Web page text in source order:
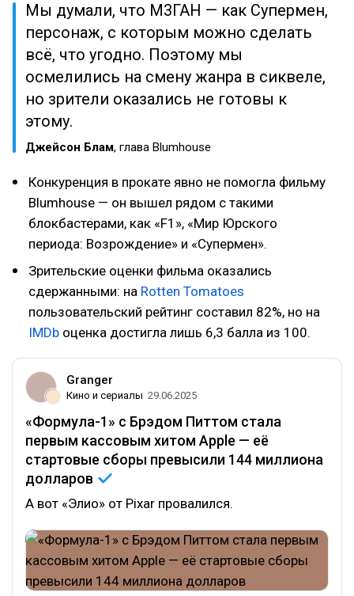
Мы думали, что М3ГАН — как Супермен,
персонаж, с которым можно сделать
всё, что угодно. Поэтому мы
осмелились на смену жанра в сиквеле,
но зрители оказались не готовы к
этому.
Джейсон Блам, глава Blumhouse
Конкуренция в прокате явно не помогла фильму
Blumhouse — он вышел рядом с такими
блокбастерами, как «F1», «Мир Юрского
периода: Возрождение» и «Супермен».
Зрительские оценки фильма оказались
сдержанными: на Rotten Tomatoes
пользовательский рейтинг составил 82%, но на
IMDb оценка достигла лишь 6,3 балла из 100.
Granger
Кино и сериалы 29.06.2025
«Формула-1» с Брэдом Питтом стала
первым кассовым хитом Apple — её
стартовые сборы превысили 144 миллиона
долларов
А вот «Элио» от Pixar провалился.